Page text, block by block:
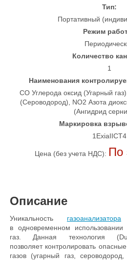
Тип:
Портативный
Режим
Количество
1
Наименования
CO Углерода оксид (Угарный
(Сероводород), NO2 Азота
(Ангидрид
Маркировка
1ExiaIICT4
Цена (без учета НДС): По
Описание
Уникальность газоанализатора
в одновременном
газ. Данная технология
позволяет контролировать
газов (угарный газ,